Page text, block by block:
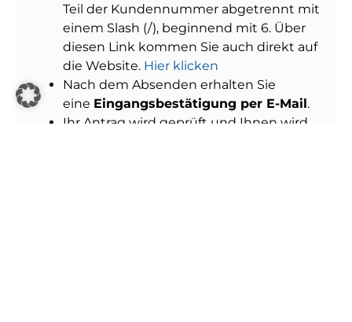
Teil der Kundennummer abgetrennt mit
einem Slash (/), beginnend mit 6. Über
diesen Link kommen Sie auch direkt auf
die Website. Hier klicken
Nach dem Absenden erhalten Sie
eine Eingangsbestätigung per E-Mail.
Ihr Antrag wird geprüft und Ihnen wird